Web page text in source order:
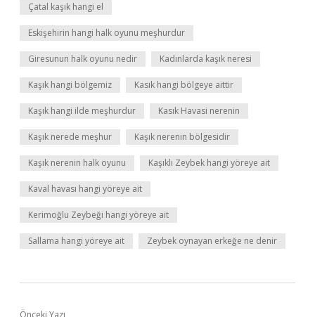
Çatal kaşık hangi el
Eskişehirin hangi halk oyunu meşhurdur
Giresunun halk oyunu nedir Kadınlarda kaşık neresi
Kaşık hangi bölgemiz Kasık hangi bölgeye aittir
Kaşık hangi ilde meşhurdur Kasık Havasi nerenin
Kaşık nerede meşhur Kaşık nerenin bölgesidir
Kaşık nerenin halk oyunu Kaşıklı Zeybek hangi yöreye ait
Kaval havası hangi yöreye ait
Kerimoğlu Zeybeği hangi yöreye ait
Sallama hangi yöreye ait Zeybek oynayan erkeğe ne denir
Önceki Yazı